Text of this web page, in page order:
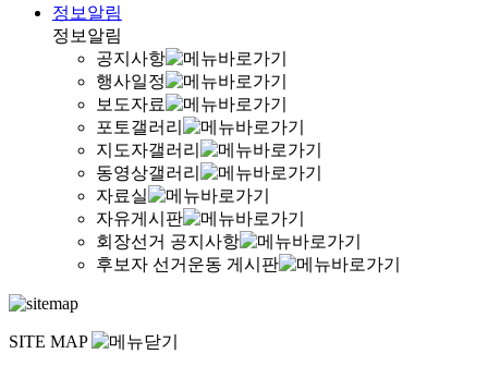
정보알림
정보알림
공지사항
행사일정
보도자료
포토갤러리
지도자갤러리
동영상갤러리
자료실
자유게시판
회장선거 공지사항
후보자 선거운동 게시판
SITE MAP